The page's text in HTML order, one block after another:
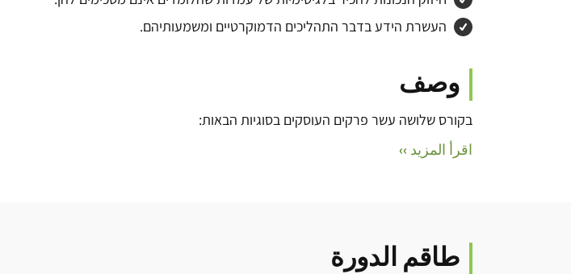
העשרת הידע בדבר התהליכים הדמוקרטיים ומשמעותיהם.
وصف
בקורס שלושה עשר פרקים העוסקים בסוגיות הבאות:
اقرأ المزيد ››
طاقم الدورة